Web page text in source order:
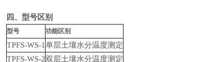
四、型号区别
型号 功能区别
TPFS-WS-1 单层土壤水分温度测定
TPFS-WS-2双层土壤水分温度测定